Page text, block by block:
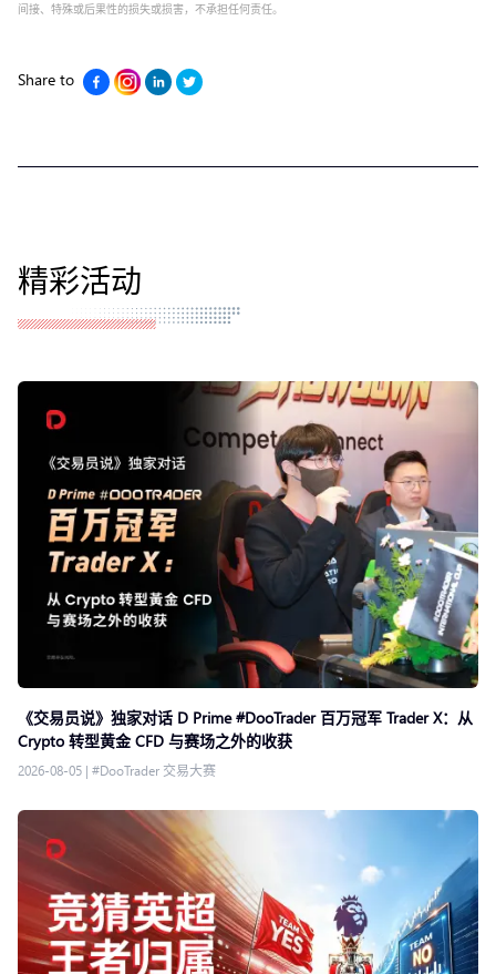
间接、特殊或后果性的损失或损害，不承担任何责任。
Share to
精彩活动
《交易员说》独家对话 D Prime #DooTrader 百万冠军 Trader X：从
Crypto 转型黄金 CFD 与赛场之外的收获
2026-08-05 | #DooTrader 交易大赛